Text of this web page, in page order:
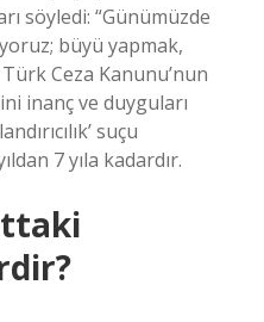
söyledi: “Günümüzde
büyü yapmak,
Ceza Kanunu’nun
inanç ve duyguları
suçu
7 yıla kadardır.